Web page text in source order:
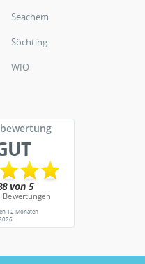
Seachem
Söchting
WIO
12 Monaten